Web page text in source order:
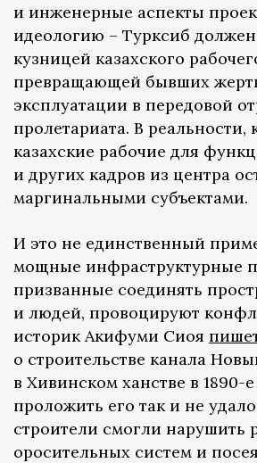
и инженерные аспекты
идеологию – Турксиб
кузницей казахского
превращающей бывших
эксплуатации в передовой
пролетариата. В реальности,
казахские рабочие для
и других кадров из центра
маргинальными субъектами.
И это не единственный
мощные инфраструктурные
призванные соединять
и людей, провоцируют
историк Акифуми Сиоя
о строительстве канала
в Хивинском ханстве в 1890-
проложить его так и не
строители смогли нарушить
оросительных систем и